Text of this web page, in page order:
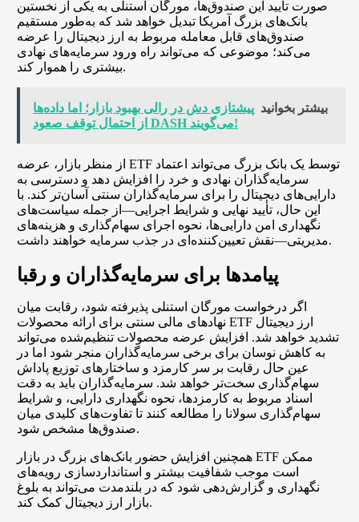
صورت تأیید این صندوق‌ها، مورگان استنلی به یکی از نخستین
بانک‌های بزرگ آمریکا تبدیل خواهد شد که به‌طور مستقیم
صندوق‌های قابل معامله مربوط به ارز دیجیتال را عرضه
می‌کند؛ موضوعی که می‌تواند راه ورود سرمایه‌های نهادی
بیشتری را هموار کند.
بیشتر بخوانید پیشتازی دش در رالی بهبود بازار؛ اما داده‌ها
از احتمال توقف صعود DASH می‌گویند!
از منظر بازار، عرضه ETF توسط یک بانک بزرگ می‌تواند اعتماد
سرمایه‌گذاران نهادی و خرد را افزایش دهد و دسترسی به
دارایی‌های دیجیتال را برای سرمایه‌گذاران سنتی آسان‌تر کند. با
این حال، تأیید نهایی و شرایط اجرایی—از جمله سیاست‌های
نگهداری امن دارایی‌ها، نحوه اجرای سهام‌گذاری و هزینه‌های
مدیریتی—نقش تعیین‌کننده‌ای در جذب سرمایه خواهند داشت.
پیامدها برای سرمایه‌گذاران و رقبا
اگر درخواست مورگان استنلی پذیرفته شود، رقابت میان
نهادهای مالی سنتی برای ارائه محصولات ETF ارز دیجیتال
تشدید خواهد شد. افزایش عرضه محصولات تنظیم‌شده می‌تواند
به کاهش نوسان برای برخی سرمایه‌گذاران منجر شود اما در
عین حال رقابت بر سر کارمزد و ساختارهای توزیع پاداش
سهام‌گذاری سخت‌تر خواهد شد. سرمایه‌گذاران باید به دقت
اسناد مربوط به کارمزدها، نحوه نگهداری دارایی، و شرایط
سهام‌گذاری سولانا را مطالعه کنند تا تفاوت‌های کلیدی میان
صندوق‌ها مشخص شود.
همچنین افزایش حضور بانک‌های بزرگ در بازار ETF ممکن
است موجب شفافیت بیشتر و استانداردسازی رویه‌های
نگهداری و گزارش‌دهی شود که در بلندمدت می‌تواند به بلوغ
بازار ارز دیجیتال کمک کند.